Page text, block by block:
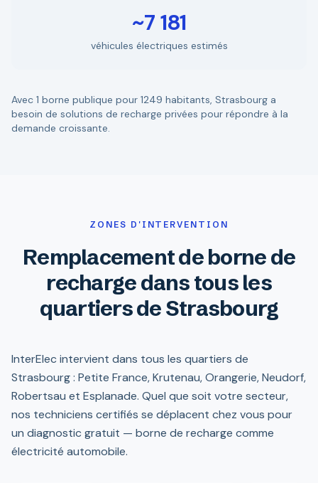
~7 181
véhicules électriques estimés
Avec 1 borne publique pour 1249 habitants, Strasbourg a
besoin de solutions de recharge privées pour répondre à la
demande croissante.
ZONES D'INTERVENTION
Remplacement de borne de
recharge dans tous les
quartiers de Strasbourg
InterElec intervient dans tous les quartiers de
Strasbourg : Petite France, Krutenau, Orangerie, Neudorf,
Robertsau et Esplanade. Quel que soit votre secteur,
nos techniciens certifiés se déplacent chez vous pour
un diagnostic gratuit — borne de recharge comme
électricité automobile.